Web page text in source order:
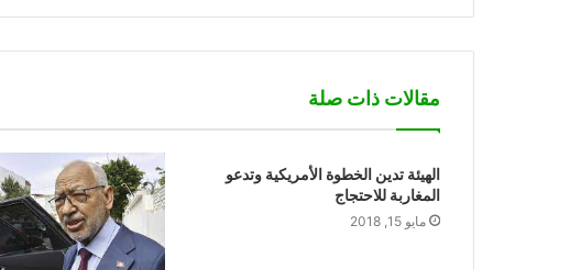
مقالات ذات صلة
الهيئة تدين الخطوة الأمريكية وتدعو
المغاربة للاحتجاج
مايو 15, 2018